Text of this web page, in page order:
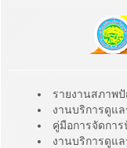
รายงานสภาพ
งานบริการดูแ
คู่มือการจัดกา
งานบริการดูแ